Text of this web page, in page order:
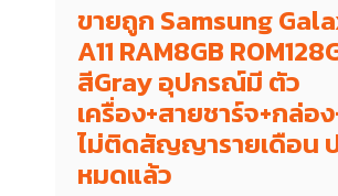
ขายถูก Samsung
A11 RAM8GB
สีGray อุปกรณ์มี ตัว
เครื่อง+สายชาร์จ+กล่อ
ไม่ติดสัญญารายเดือน
หมดแล้ว